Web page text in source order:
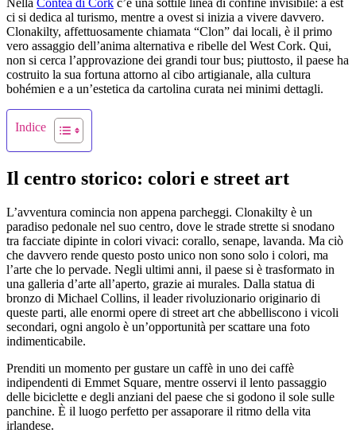
Nella Contea di Cork c’è una sottile linea di confine invisibile: a est
ci si dedica al turismo, mentre a ovest si inizia a vivere davvero.
Clonakilty, affettuosamente chiamata “Clon” dai locali, è il primo
vero assaggio dell’anima alternativa e ribelle del West Cork. Qui,
non si cerca l’approvazione dei grandi tour bus; piuttosto, il paese ha
costruito la sua fortuna attorno al cibo artigianale, alla cultura
bohémien e a un’estetica da cartolina curata nei minimi dettagli.
Indice
Il centro storico: colori e street art
L’avventura comincia non appena parcheggi. Clonakilty è un
paradiso pedonale nel suo centro, dove le strade strette si snodano
tra facciate dipinte in colori vivaci: corallo, senape, lavanda. Ma ciò
che davvero rende questo posto unico non sono solo i colori, ma
l’arte che lo pervade. Negli ultimi anni, il paese si è trasformato in
una galleria d’arte all’aperto, grazie ai murales. Dalla statua di
bronzo di Michael Collins, il leader rivoluzionario originario di
queste parti, alle enormi opere di street art che abbelliscono i vicoli
secondari, ogni angolo è un’opportunità per scattare una foto
indimenticabile.
Prenditi un momento per gustare un caffè in uno dei caffè
indipendenti di Emmet Square, mentre osservi il lento passaggio
delle biciclette e degli anziani del paese che si godono il sole sulle
panchine. È il luogo perfetto per assaporare il ritmo della vita
irlandese.